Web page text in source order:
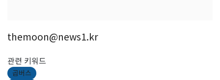
themoon@news1.kr
관련 키워드
곱버스